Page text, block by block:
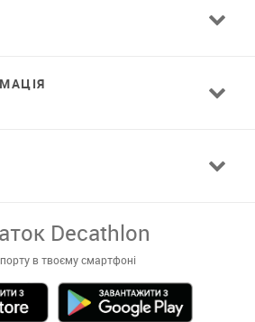
Decathlon
в твоєму смартфоні